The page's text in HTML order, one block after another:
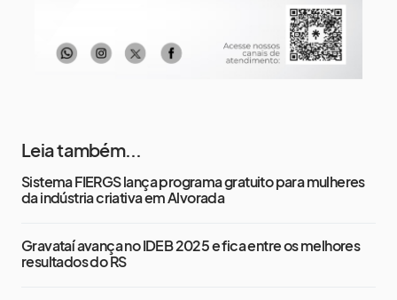
Leia também...
Sistema FIERGS lança programa gratuito para mulheres
da indústria criativa em Alvorada
Gravataí avança no IDEB 2025 e fica entre os melhores
resultados do RS